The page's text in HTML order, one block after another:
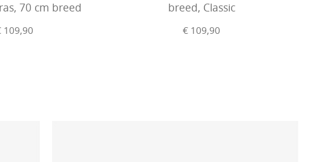
70 cm breed
109,90
breed, Classic
€ 109,90